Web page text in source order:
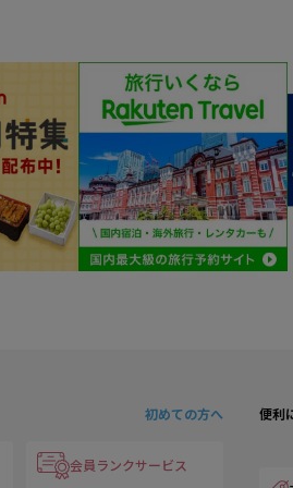
初めての方へ
会員ランクサービス
便利